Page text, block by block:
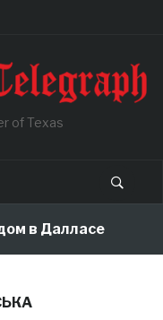
of Texas
Далласе